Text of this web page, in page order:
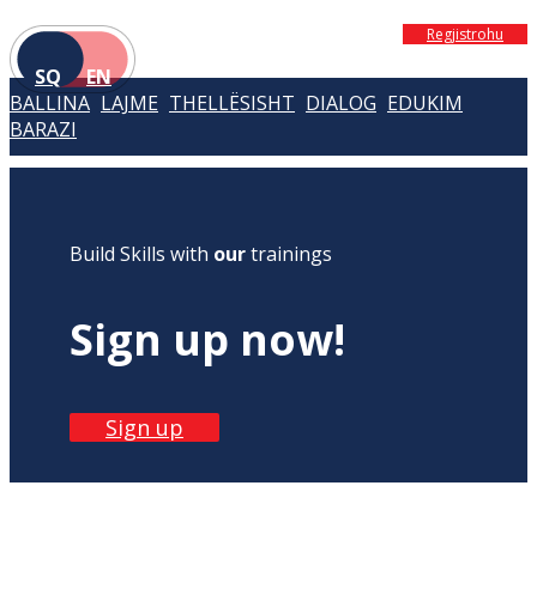
SQ EN
Regjistrohu
BALLINA LAJME THELLËSISHT DIALOG EDUKIM
BARAZI
Build Skills with ourtrainings
Sign up now!
Sign up